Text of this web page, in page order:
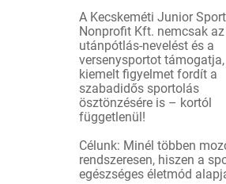
A Kecskeméti Junior Sport
Nonprofit Kft. nemcsak az
utánpótlás-nevelést és a
versenysportot
kiemelt figyelmet fordít a
szabadidős sportolás
ösztönzésére is – kortól
függetlenül!
Célunk: Minél többen
rendszeresen, hiszen a
egészséges életmód